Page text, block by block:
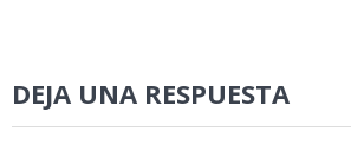
DEJA UNA RESPUESTA